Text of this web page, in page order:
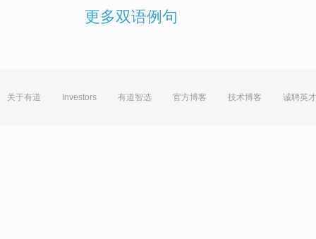
更多双语例句
关于有道 Investors 有道智选 官方博客 技术博客 诚聘英才